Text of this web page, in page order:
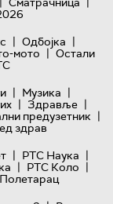
| Одбојка |
мото | Остали
| Музика |
| Здравље |
предузетник |
здрав
| РТС Наука |
| РТС Коло |